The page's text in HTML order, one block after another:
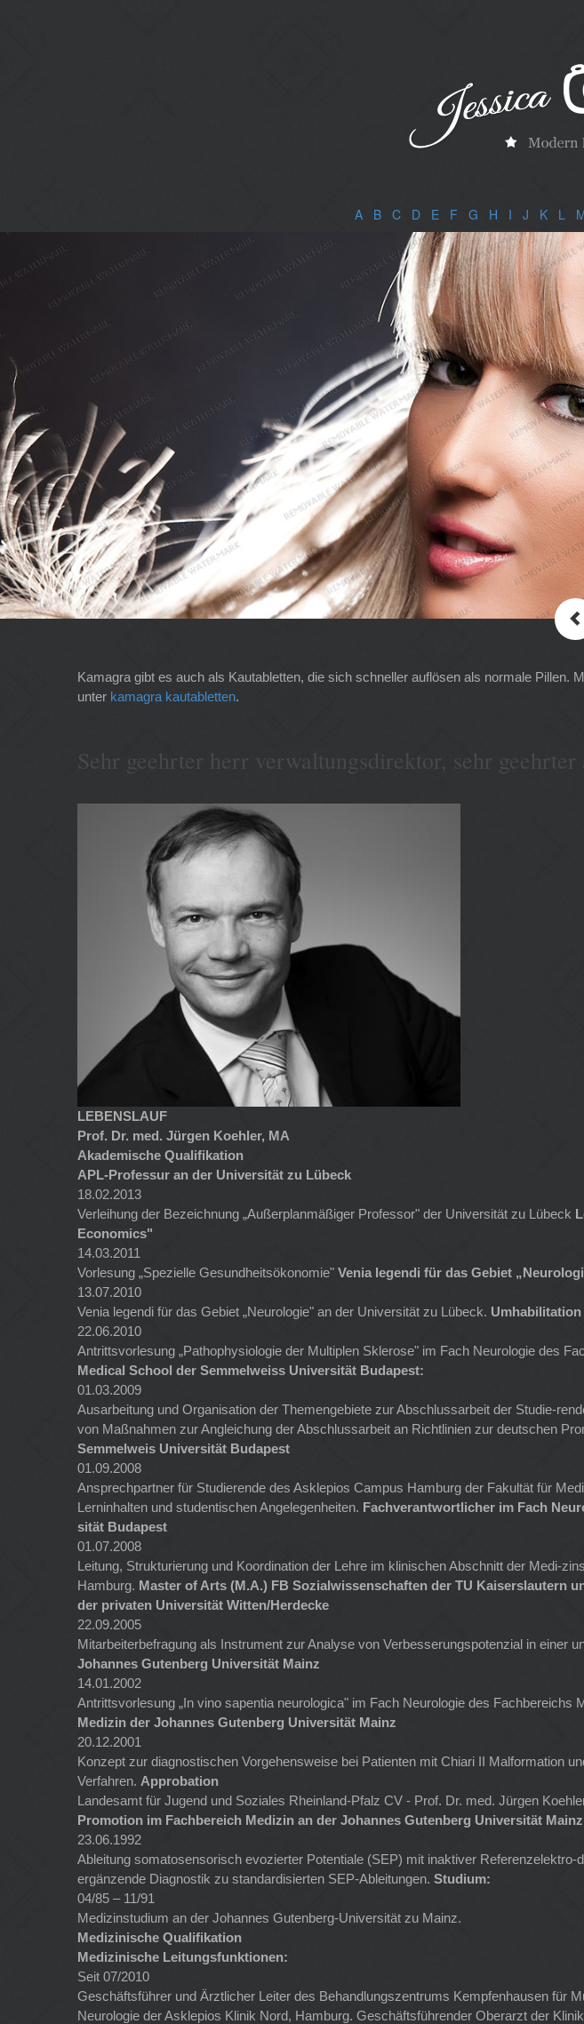
A B C D E F G H I J K L
Kamagra gibt es auch als Kautabletten, die sich schneller auflösen als normale
unter kamagra kautabletten.
Sehr geehrter herr verwaltungsdirektor, sehr
LEBENSLAUF
Prof. Dr. med. Jürgen Koehler, MA
Akademische Qualifikation
APL-Professur an der Universität zu Lübeck
18.02.2013
Verleihung der Bezeichnung „Außerplanmäßiger Professor" der Universität zu Lübeck
Economics"
14.03.2011
Vorlesung „Spezielle Gesundheitsökonomie" Venia legendi für das Gebiet
13.07.2010
Venia legendi für das Gebiet „Neurologie" an der Universität zu Lübeck.
22.06.2010
Antrittsvorlesung „Pathophysiologie der Multiplen Sklerose" im Fach Neurologie des
Medical School der Semmelweiss Universität Budapest:
01.03.2009
Ausarbeitung und Organisation der Themengebiete zur Abschlussarbeit der Studie-
von Maßnahmen zur Angleichung der Abschlussarbeit an Richtlinien zur deutschen
Semmelweis Universität Budapest
01.09.2008
Ansprechpartner für Studierende des Asklepios Campus Hamburg der Fakultät für
Lerninhalten und studentischen Angelegenheiten. Fachverantwortlicher im Fach
sität Budapest
01.07.2008
Leitung, Strukturierung und Koordination der Lehre im klinischen Abschnitt der Medi-
Hamburg. Master of Arts (M.A.) FB Sozialwissenschaften der TU Kaiserslautern
der privaten Universität Witten/Herdecke
22.09.2005
Mitarbeiterbefragung als Instrument zur Analyse von Verbesserungspotenzial in einer
Johannes Gutenberg Universität Mainz
14.01.2002
Antrittsvorlesung „In vino sapentia neurologica" im Fach Neurologie des Fachbereichs
Medizin der Johannes Gutenberg Universität Mainz
20.12.2001
Konzept zur diagnostischen Vorgehensweise bei Patienten mit Chiari II Malformation
Verfahren. Approbation
Landesamt für Jugend und Soziales Rheinland-Pfalz CV - Prof. Dr. med. Jürgen
Promotion im Fachbereich Medizin an der Johannes Gutenberg Universität Mainz
23.06.1992
Ableitung somatosensorisch evozierter Potentiale (SEP) mit inaktiver
ergänzende Diagnostik zu standardisierten SEP-Ableitungen. Studium:
04/85 – 11/91
Medizinstudium an der Johannes Gutenberg-Universität zu Mainz.
Medizinische Qualifikation
Medizinische Leitungsfunktionen:
Seit 07/2010
Geschäftsführer und Ärztlicher Leiter des Behandlungszentrums Kempfenhausen für
Neurologie der Asklepios Klinik Nord, Hamburg. Geschäftsführender Oberarzt der